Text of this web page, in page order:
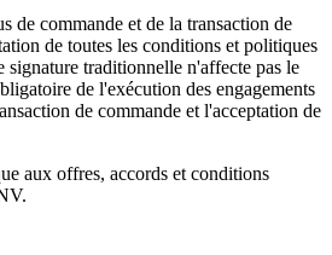
de commande et de la transaction de
de toutes les conditions et politiques
signature traditionnelle n'affecte pas le
de l'exécution des engagements
de commande et l'acceptation de
aux offres, accords et conditions